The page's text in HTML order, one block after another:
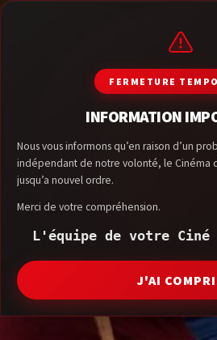
FERMETURE
INFORMATION
Nous vous informons qu’en raison d’un
indépendant de notre volonté, le Cinéma
jusqu’a nouvel ordre.
Merci de votre compréhension.
L'équipe de votre Ciné
J'AI